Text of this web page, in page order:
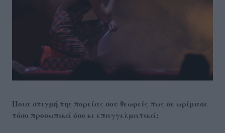
Ποια στιγμή της πορείας σου θεωρείς πως σε ωρίμασε
τόσο προσωπικά όσο κι επαγγελματικά;